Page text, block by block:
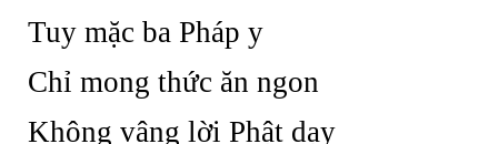
Tuy mặc ba Pháp y
Chỉ mong thức ăn ngon
Không vâng lời Phật dạy